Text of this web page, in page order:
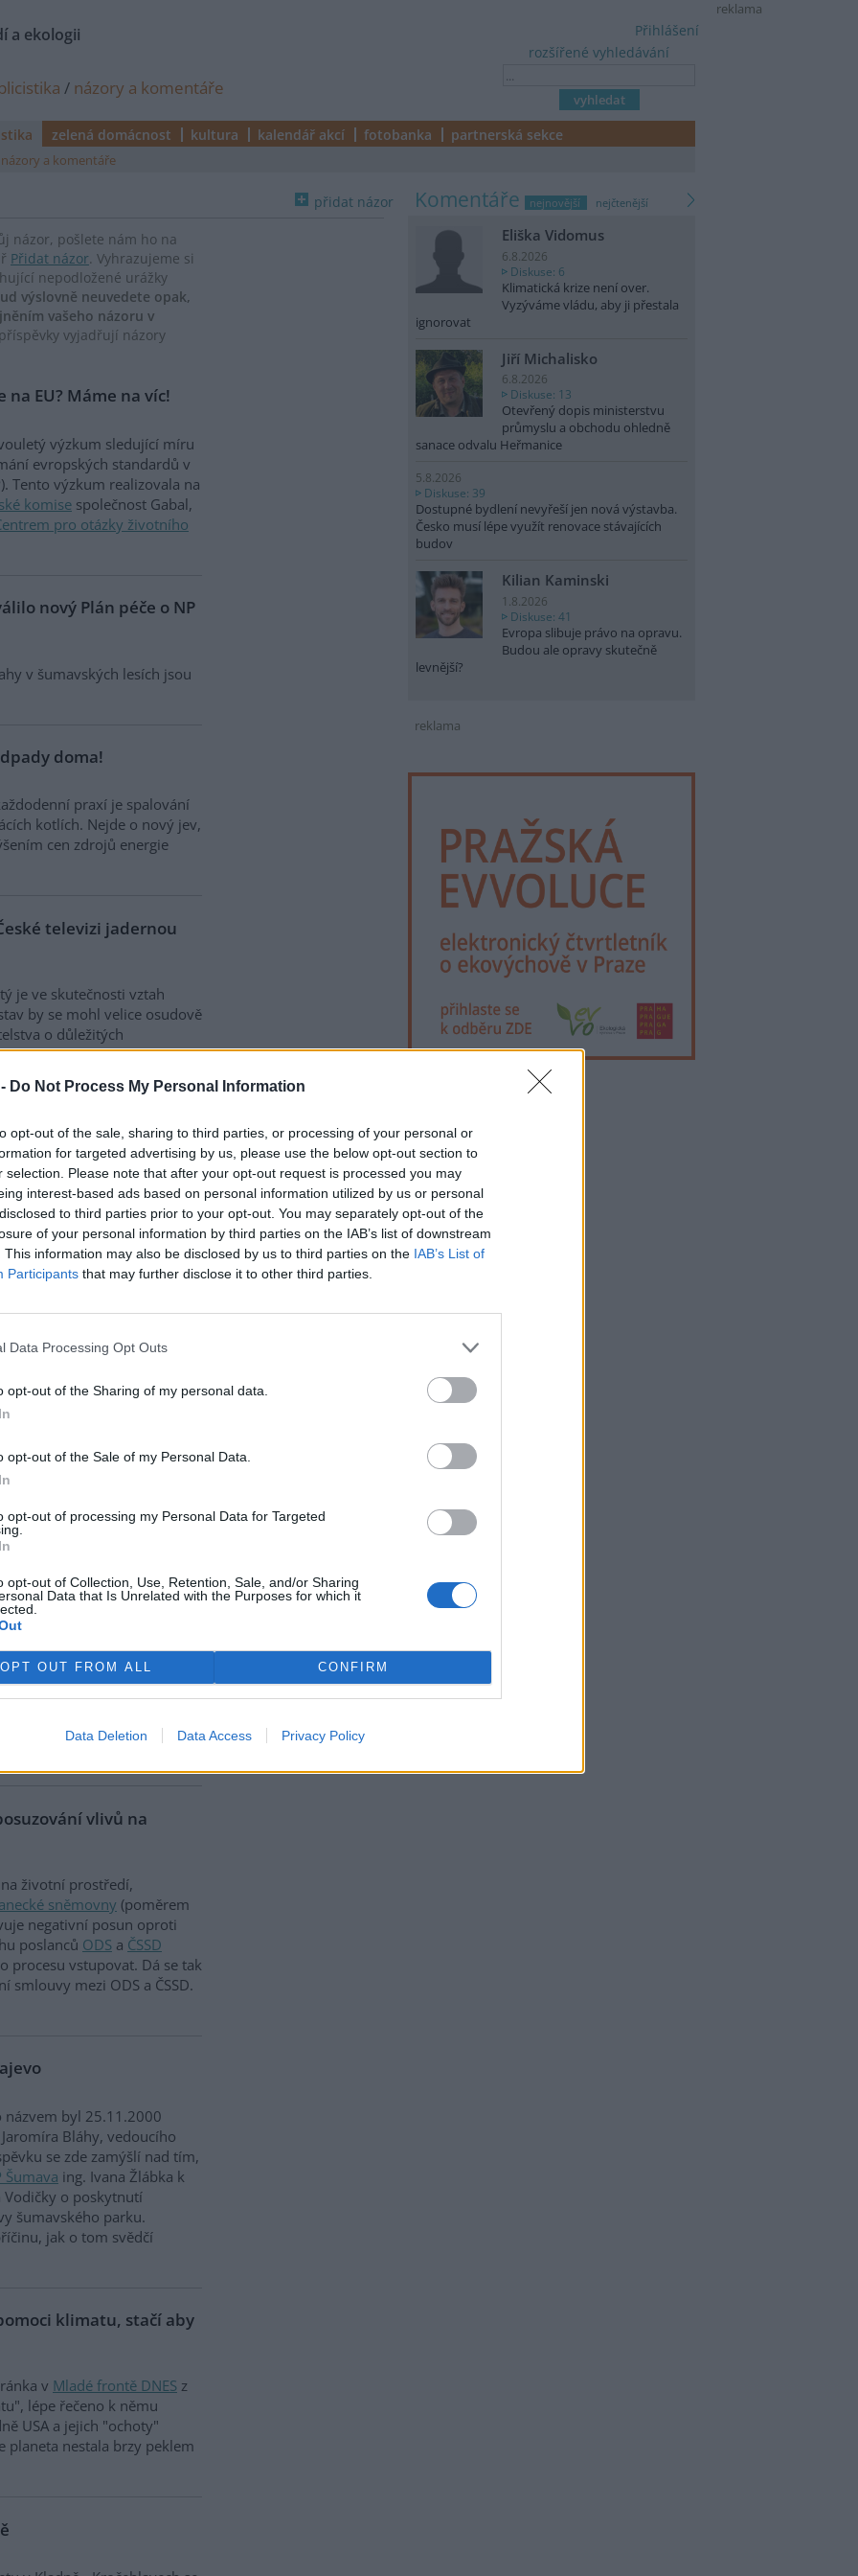
Do Not Process My Personal Information
opt-out of the sale, sharing to third parties, or processing of your personal or
for targeted advertising by us, please use the below opt-out section to
selection. Please note that after your opt-out request is processed you may
interest-based ads based on personal information utilized by us or personal
to third parties prior to your opt-out. You may separately opt-out of the
of your personal information by third parties on the IAB’s list of downstream
This information may also be disclosed by us to third parties on the IAB’s List of
Participants that may further disclose it to other third parties.
Data Processing Opt Outs
opt-out of the Sharing of my personal data.
opt-out of the Sale of my Personal Data.
opt-out of processing my Personal Data for Targeted
opt-out of Collection, Use, Retention, Sale, and/or Sharing
Data that Is Unrelated with the Purposes for which it
OPT OUT FROM ALL CONFIRM
Data Deletion Data Access Privacy Policy
reklama
a ekologii
/ názory a komentáře
rozšířené vyhledávání
Přihlášení
zelená domácnost kultura kalendář akcí fotobanka partnerská sekce
názory a komentáře
přidat názor
názor, pošlete nám ho na
Přidat názor. Vyhrazujeme si
nepodložené urážky
výslovně neuvedete opak,
vašeho názoru v
vyjadřují názory
EU? Máme na víc!
výzkum sledující míru
evropských standardů v
Tento výzkum realizovala na
komise společnost Gabal,
pro otázky životního
nový Plán péče o NP
v šumavských lesích jsou
doma!
praxí je spalování
kotlích. Nejde o nový jev,
cen zdrojů energie
televizi jadernou
je ve skutečnosti vztah
by se mohl velice osudově
o důležitých
ohrožení státu, popřípadě
katastrofách. Velice
obyvatelstva při poruchách
se mohl projevit třeba i v
jen část
však k těm
sdělování informací
životní prostředí: roste
okrajovost problematiky
politických subjektů a
ekonomického
připravenosti ČR na
v oblasti ochrany
Karlovy
1999 do prosince 2000.
vepřích a vánočních
kotlině a moravských
mají často potíže se svou
plno neřádu, a to nejen v
se dosud nepodařilo zbavit
neví, kam dřív skočit.
se z toho jeden člověk, ba i
Co si mám vybrat? Je
uprchlíků z
vlivů na
životní prostředí,
sněmovny (poměrem
negativní posun oproti
poslanců ODS a ČSSD
procesu vstupovat. Dá se tak
smlouvy mezi ODS a ČSSD.
názvem byl 25.11.2000
Bláhy, vedoucího
se zde zamýšlí nad tím,
Šumava ing. Ivana Žlábka k
o poskytnutí
šumavského parku.
jak o tom svědčí
klimatu, stačí aby
v Mladé frontě DNES z
lépe řečeno k němu
USA a jejich "ochoty"
planeta nestala brzy peklem
komentáře nejnovější nejčtenější
Eliška Vidomus
6.8.2026
Diskuse: 6
Klimatická krize není over.
Vyzýváme vládu, aby ji přestala
ignorovat
Jiří Michalisko
6.8.2026
Diskuse: 13
Otevřený dopis ministerstvu
průmyslu a obchodu ohledně
sanace odvalu Heřmanice
5.8.2026
Diskuse: 39
Dostupné bydlení nevyřeší jen nová výstavba.
Česko musí lépe využít renovace stávajících
budov
Kilian Kaminski
1.8.2026
Diskuse: 41
Evropa slibuje právo na opravu.
Budou ale opravy skutečně
levnější?
reklama